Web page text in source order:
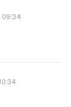
09:34